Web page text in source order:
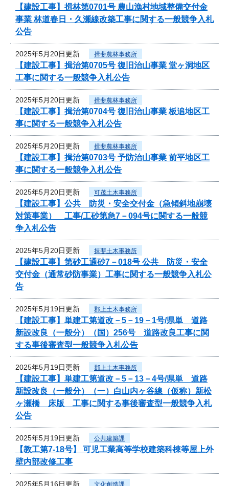
【建設工事】揖林第0701号 農山漁村地域整備交付金
事業 林道春日・久瀬線改築工事に関する一般競争入札
公告
2025年5月20日更新 揖斐農林事務所
【建設工事】揖治第0705号 復旧治山事業 堂ヶ洞地区
工事に関する一般競争入札公告
2025年5月20日更新 揖斐農林事務所
【建設工事】揖治第0704号 復旧治山事業 板追地区工
事に関する一般競争入札公告
2025年5月20日更新 揖斐農林事務所
【建設工事】揖治第0703号 予防治山事業 前平地区工
事に関する一般競争入札公告
2025年5月20日更新 可茂土木事務所
【建設工事】公共 防災・安全交付金（急傾斜地崩壊
対策事業） 工事/工砂第急7－094号に関する一般競
争入札公告
2025年5月20日更新 揖斐土木事務所
【建設工事】第砂工通砂7－018号 公共 防災・安全
交付金（通常砂防事業）工事に関する一般競争入札公
告
2025年5月19日更新 郡上土木事務所
【建設工事】単建工第道改－5－19－1号/県単 道路
新設改良（一般分）（国）256号 道路改良工事に関
する事後審査型一般競争入札公告
2025年5月19日更新 郡上土木事務所
【建設工事】単建工第道改－5－13－4号/県単 道路
新設改良（一般分）（一）白山内ヶ谷線（仮称）新松
ヶ瀬橋 床版 工事に関する事後審査型一般競争入札
公告
2025年5月19日更新 公共建築課
【教工第7-18号】 可児工業高等学校建築科棟等屋上外
壁内部改修工事
2025年5月16日更新 文化創造課